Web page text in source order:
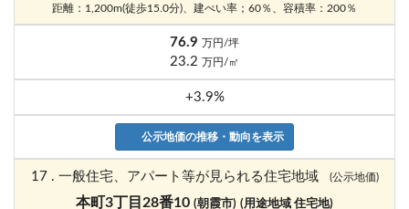
距離：1,200m(徒歩15.0分)、建ぺい率；60％、容積率：200％
76.9 万円/坪
23.2 万円/㎡
+3.9%
公示地価の推移・動向を表示
17 . 一般住宅、アパート等が見られる住宅地域 (公示地価)
本町3丁目28番10 (朝霞市) (用途地域 住宅地)